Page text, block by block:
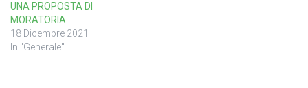
UNA PROPOSTA DI
MORATORIA
18 Dicembre 2021
In "Generale"